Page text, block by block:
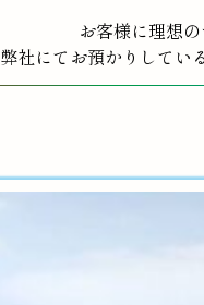
お客様に理想
弊社にてお預かりしてい